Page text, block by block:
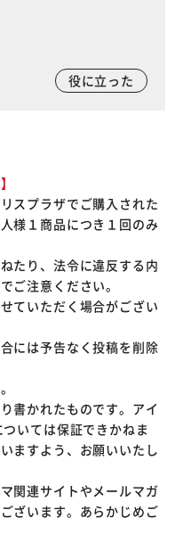
役に立った
スプラザでご購入された
様１商品につき１回のみ
たり、法令に違反する内
ご注意ください。
ていただく場合がござい
には予告なく投稿を削除
書かれたものです。アイ
いては保証できかねま
ますよう、お願いいたし
関連サイトやメールマガ
ざいます。あらかじめご